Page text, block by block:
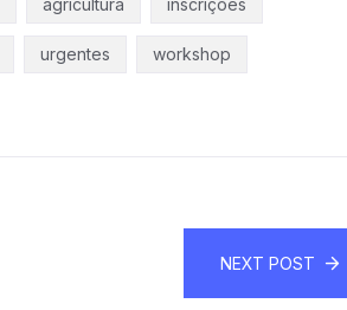
agricultura inscrições
urgentes workshop
NEXT POST